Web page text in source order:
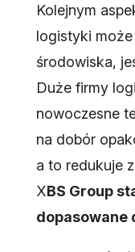
Kolejnym
logistyki
środowiska,
Duże firmy
nowoczesne
na dobór
a to redukuje
XBS Group
dopasowane